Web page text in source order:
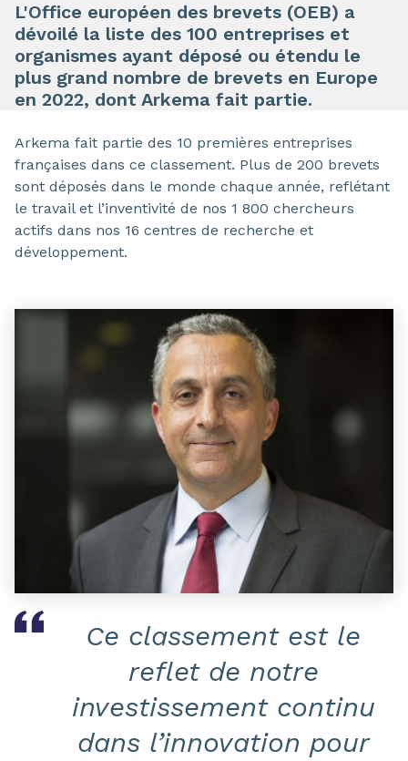
L'Office européen des brevets (OEB) a
dévoilé la liste des 100 entreprises et
organismes ayant déposé ou étendu le
plus grand nombre de brevets en Europe
en 2022, dont Arkema fait partie.
Arkema fait partie des 10 premières entreprises
françaises dans ce classement. Plus de 200 brevets
sont déposés dans le monde chaque année, reflétant
le travail et l’inventivité de nos 1 800 chercheurs
actifs dans nos 16 centres de recherche et
développement.
Ce classement est le
reflet de notre
investissement continu
dans l’innovation pour